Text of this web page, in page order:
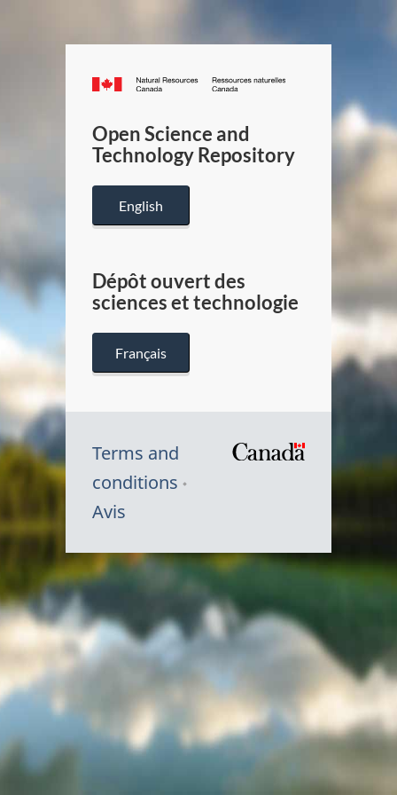
Canada.ca
/
Canada
Open Science and
Technology Repository
English
Dépôt ouvert des
sciences et technologie
Français
Terms and
conditions
Avis
Symbole
du